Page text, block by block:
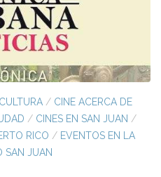
/ CINE ACERCA DE
/ CINES EN SAN JUAN /
RICO / EVENTOS EN LA
SAN JUAN